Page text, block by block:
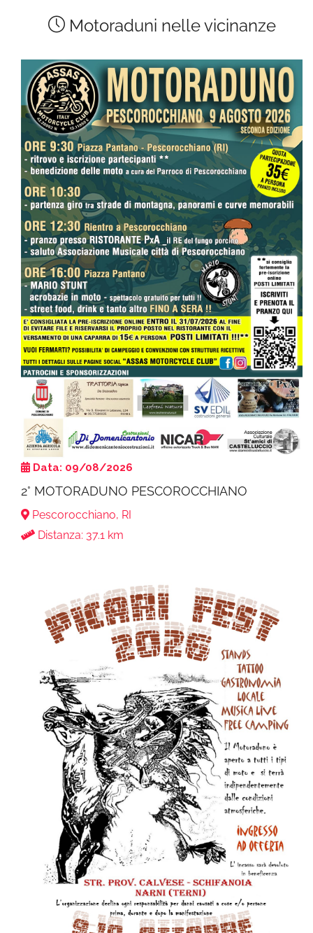
Motoraduni nelle vicinanze
Data: 09/08/2026
2° MOTORADUNO PESCOROCCHIANO
Pescorocchiano, RI
Distanza: 37.1 km